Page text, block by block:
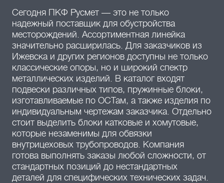
Сегодня ПКФ Русмет — это не только
надежный поставщик для обустройства
месторождений. Ассортиментная линейка
значительно расширилась. Для заказчиков из
Ижевска и других регионов доступны не только
классические опоры, но и широкий спектр
металлических изделий. В каталог входят
подвески различных типов, пружинные блоки,
изготавливаемые по ОСТам, а также изделия по
индивидуальным чертежам заказчика. Отдельно
стоит выделить блоки катковые и хомутовые,
которые незаменимы для обвязки
внутрицеховых трубопроводов. Компания
готова выполнять заказы любой сложности, от
стандартных позиций до нестандартных
деталей для специфических технических задач.